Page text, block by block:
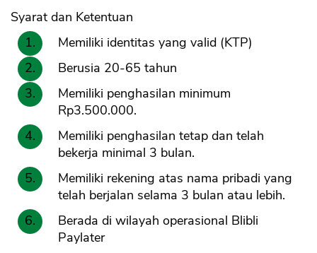
Syarat dan Ketentuan
Memiliki identitas yang valid (KTP)
Berusia 20-65 tahun
Memiliki penghasilan minimum
Rp3.500.000.
Memiliki penghasilan tetap dan telah
bekerja minimal 3 bulan.
Memiliki rekening atas nama pribadi yang
telah berjalan selama 3 bulan atau lebih.
Berada di wilayah operasional Blibli
Paylater